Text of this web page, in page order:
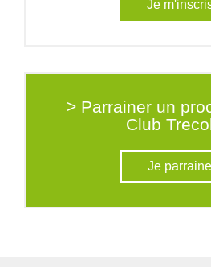
Je
> Parrainer un
Club
Je parraine